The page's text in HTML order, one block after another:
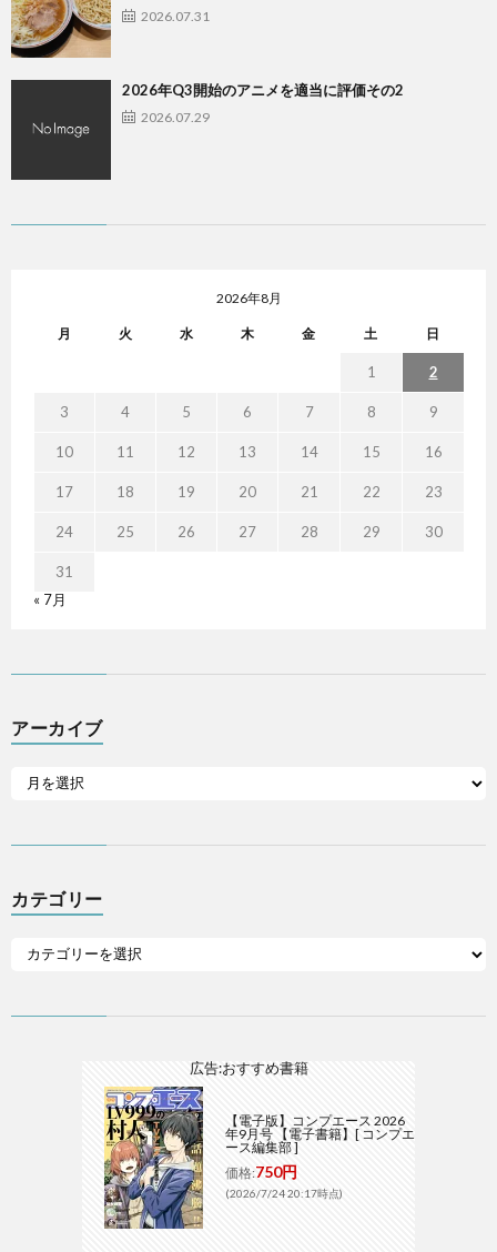
2026.07.31
2026年Q3開始のアニメを適当に評価その2
2026.07.29
2026年8月
月 火 水 木 金 土 日
1 2
3 4 5 6 7 8 9
10 11 12 13 14 15 16
17 18 19 20 21 22 23
24 25 26 27 28 29 30
31
« 7月
アーカイブ
カテゴリー
広告:おすすめ書籍
【電子版】コンプエース 2026
年9月号 【電子書籍】[ コンプエ
ース編集部 ]
価格:750円
(2026/7/24 20:17時点)